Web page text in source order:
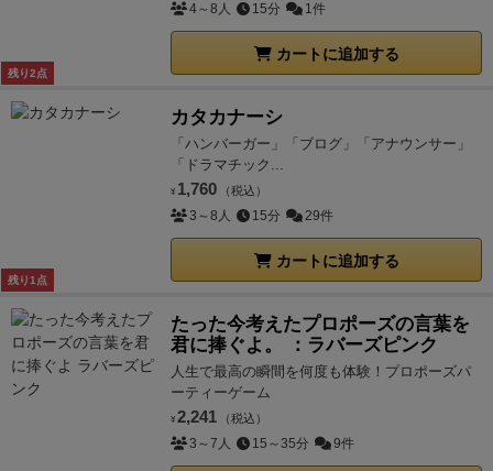
残り2点
4～8人 15分 1件
カートに追加する
残り1点
カタカナーシ
「ハンバーガー」「ブログ」「アナウンサー」
「ドラマチック...
¥ 1,760 （税込）
3～8人 15分 29件
カートに追加する
たった今考えたプロポーズの言葉を
君に捧ぐよ。 ：ラバーズピンク
人生で最高の瞬間を何度も体験！プロポーズパ
ーティーゲーム
¥ 2,241 （税込）
3～7人 15～35分 9件